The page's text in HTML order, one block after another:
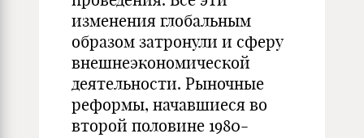
изменения глобальным
образом затронули и сферу
внешнеэкономической
деятельности. Рыночные
реформы, начавшиеся во
второй половине 1980-